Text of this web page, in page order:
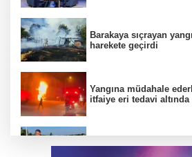
Barakaya sıçrayan
harekete geçirdi
Yangına müdahale
itfaiye eri tedavi altında
Büyükşehir’den